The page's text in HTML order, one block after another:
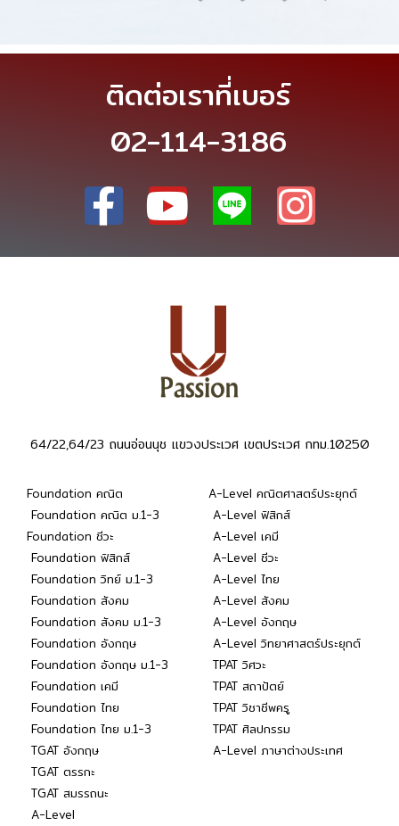
ติดต่อเราที่เบอร์
02-114-3186
64/22,64/23 ถนนอ่อนนุช แขวงประเวศ เขตประเวศ กทม.10250
Foundation คณิต
Foundation คณิต ม.1-3
Foundation ชีวะ
Foundation ฟิสิกส์
Foundation วิทย์ ม.1-3
Foundation สังคม
Foundation สังคม ม.1-3
Foundation อังกฤษ
Foundation อังกฤษ ม.1-3
Foundation เคมี
Foundation ไทย
Foundation ไทย ม.1-3
TGAT อังกฤษ
TGAT ตรรกะ
TGAT สมรรถนะ
A-Level
A-Level คณิตศาสตร์ประยุกต์
A-Level ฟิสิกส์
A-Level เคมี
A-Level ชีวะ
A-Level ไทย
A-Level สังคม
A-Level อังกฤษ
A-Level วิทยาศาสตร์ประยุกต์
TPAT วิศวะ
TPAT สถาปัตย์
TPAT วิชาชีพครู
TPAT ศิลปกรรม
A-Level ภาษาต่างประเทศ